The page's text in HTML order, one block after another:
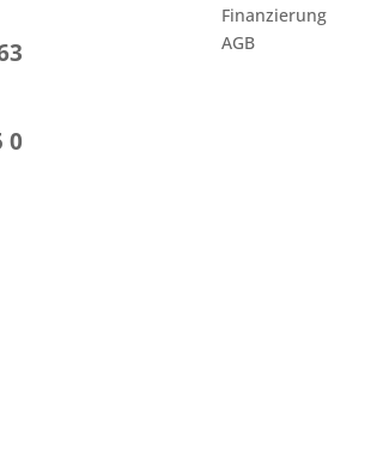
0
Finanzierung
AGB